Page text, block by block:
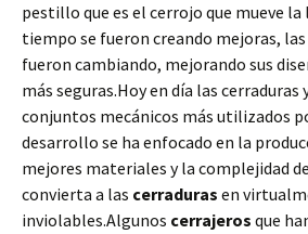
pestillo que es el cerrojo que mueve la
tiempo se fueron creando mejoras,
fueron cambiando, mejorando sus
más seguras.Hoy en día las cerraduras
conjuntos mecánicos más utilizados
desarrollo se ha enfocado en la
mejores materiales y la complejidad
convierta a las cerraduras en
inviolables.Algunos cerrajeros que